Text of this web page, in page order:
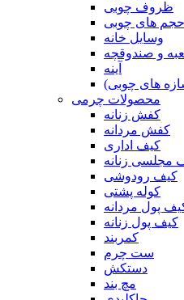
ظروف چوبی
حجم های چوبی
وسایل خانه
و صندوقچه
آینه
های چوبی)
محصولات چرمی
کفش زنانه
کفش مردانه
کیف اداری
مجلسی زنانه
کیف رودوشی
کوله پشتی
پول مردانه
کیف پول زنانه
کمربند
ست چرم
دستکش
مچ بند